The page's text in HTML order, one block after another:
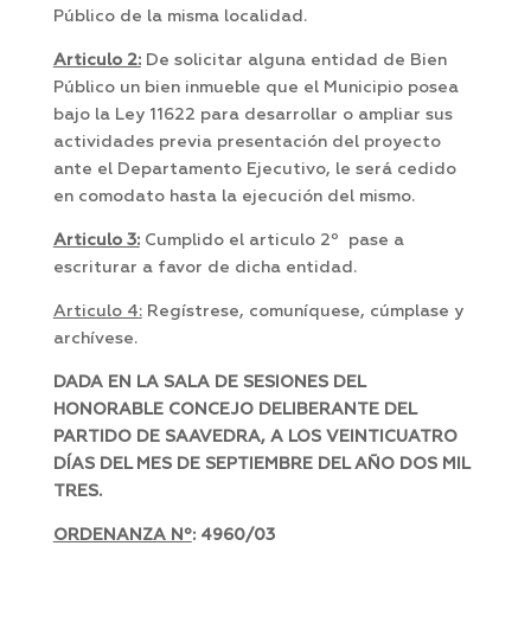
Público de la misma localidad.
Articulo 2:De solicitar alguna entidad de Bien
Público un bien inmueble que el Municipio posea
bajo la Ley 11622 para desarrollar o ampliar sus
actividades previa presentación del proyecto
ante el Departamento Ejecutivo, le será cedido
en comodato hasta la ejecución del mismo.
Articulo 3:Cumplido el articulo 2º pase a
escriturar a favor de dicha entidad.
Articulo 4:Regístrese, comuníquese, cúmplase y
archívese.
DADA EN LA SALA DE SESIONES DEL
HONORABLE CONCEJO DELIBERANTE DEL
PARTIDO DE SAAVEDRA, A LOS VEINTICUATRO
DÍAS DEL MES DE SEPTIEMBRE DEL AÑO DOS MIL
TRES.
ORDENANZA Nº: 4960/03